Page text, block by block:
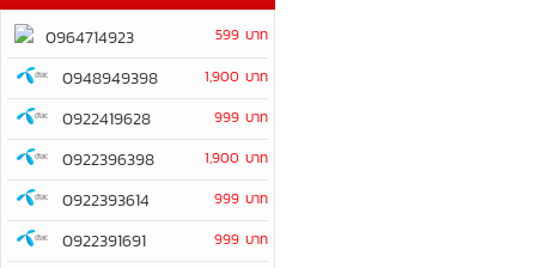
0964714923 599 บาท
0948949398 1,900 บาท
0922419628 999 บาท
0922396398 1,900 บาท
0922393614 999 บาท
0922391691 999 บาท